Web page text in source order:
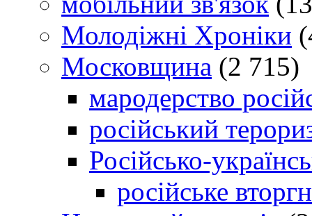
Молодіжні Хроніки
Московщина (2 715)
мародерство
російський
Російсько-
російське